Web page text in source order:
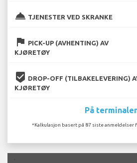
room_service TJENESTER VED SKRANKE
flag PICK-UP (AVHENTING) AV
KJØRETØY
beenhere DROP-OFF (TILBAKELEVERING)
KJØRETØY
På
*Kalkulasjon basert på 87 siste anmeldelser